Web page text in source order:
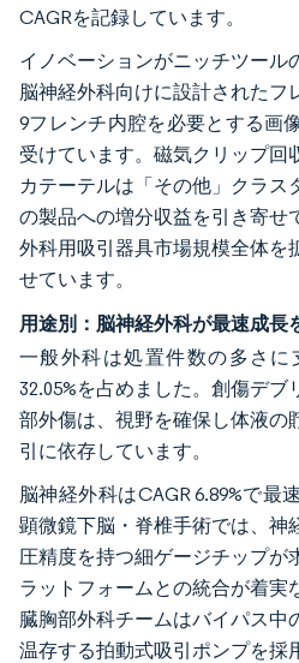
CAGRを記録しています。
イノベーションがニッチツール
脳神経外科向けに設計されたフ
9フレンチ内腔を必要とする画
受けています。磁気クリップ回
カテーテルは「その他」クラス
の製品への増分収益を引き寄せ
外科用吸引器具市場規模全体を
せています。
用途別：脳神経外科が最速成長
一般外科は処置件数の多さに
32.05%を占めました。創傷デ
部外傷は、視野を確保し体液の
引に依存しています。
脳神経外科はCAGR 6.89%で最
顕微鏡下脳・脊椎手術では、神
圧精度を持つ細ゲージチップが
ラットフォームとの統合が着実
臓胸部外科チームはバイパス中
温存する拍動式吸引ポンプを採